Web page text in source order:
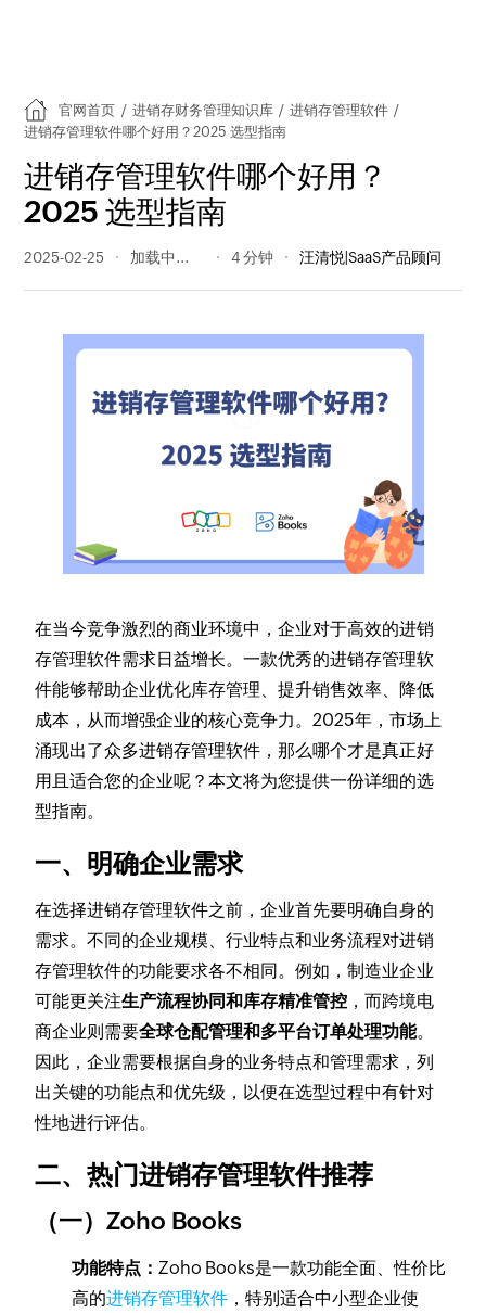
官网首页 / 进销存财务管理知识库 / 进销存管理软件 /
进销存管理软件哪个好用？2025 选型指南
进销存管理软件哪个好用？
2025 选型指南
2025-02-25 384 阅读量 4 分钟 汪清悦|SaaS产品顾问
在当今竞争激烈的商业环境中，企业对于高效的进销
存管理软件需求日益增长。一款优秀的进销存管理软
件能够帮助企业优化库存管理、提升销售效率、降低
成本，从而增强企业的核心竞争力。2025年，市场上
涌现出了众多进销存管理软件，那么哪个才是真正好
用且适合您的企业呢？本文将为您提供一份详细的选
型指南。
一、明确企业需求
在选择进销存管理软件之前，企业首先要明确自身的
需求。不同的企业规模、行业特点和业务流程对进销
存管理软件的功能要求各不相同。例如，制造业企业
可能更关注生产流程协同和库存精准管控 ，而跨境电
商企业则需要全球仓配管理和多平台订单处理功能。
因此，企业需要根据自身的业务特点和管理需求，列
出关键的功能点和优先级，以便在选型过程中有针对
性地进行评估。
二、热门进销存管理软件推荐
（一）Zoho Books
功能特点：Zoho Books是一款功能全面、性价比
高的进销存管理软件 ，特别适合中小型企业使